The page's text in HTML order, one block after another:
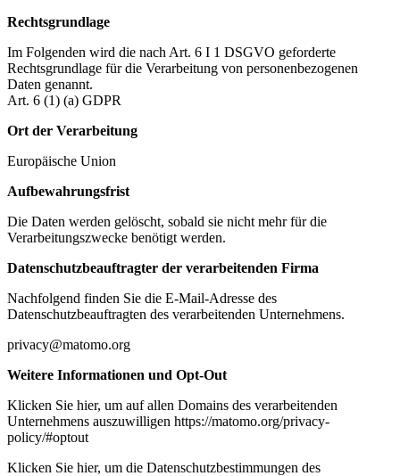
Rechtsgrundlage
Im Folgenden wird die nach Art. 6 I 1 DSGVO geforderte
Rechtsgrundlage für die Verarbeitung von personenbezogenen
Daten genannt.
Art. 6 (1) (a) GDPR
Ort der Verarbeitung
Europäische Union
Aufbewahrungsfrist
Die Daten werden gelöscht, sobald sie nicht mehr für die
Verarbeitungszwecke benötigt werden.
Datenschutzbeauftragter der verarbeitenden Firma
Nachfolgend finden Sie die E-Mail-Adresse des
Datenschutzbeauftragten des verarbeitenden Unternehmens.
privacy@matomo.org
Weitere Informationen und Opt-Out
Klicken Sie hier, um auf allen Domains des verarbeitenden
Unternehmens auszuwilligen https://matomo.org/privacy-
policy/#optout
Klicken Sie hier, um die Datenschutzbestimmungen des